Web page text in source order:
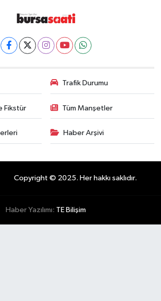
Trafik Durumu
Fikstür Tüm Manşetler
Haber Arşivi
Copyright © 2025. Her hakkı saklıdır.
Haber Yazılımı: TE Bilişim